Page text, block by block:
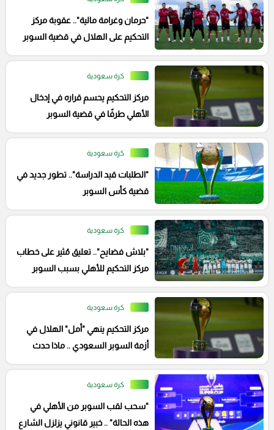
"حرمان وغرامة مالية".. عقوبة مركز
التحكيم على الهلال في قضية السوبر
كرة سعودية
مركز التحكيم يحسم قراره في إدخال
الأهلي طرفًا في قضية السوبر
كرة سعودية
"الطلبات قيد الدراسة".. تطور جديد في
قضية كأس السوبر
كرة سعودية
"بلاش فضايح".. تعليق مُثير على خطاب
مركز التحكيم للأهلي بسبب السوبر
كرة سعودية
مركز التحكيم ينهي "أمل" الهلال في
أزمة السوبر السعودي .. ماذا حدث
كرة سعودية
"سحب لقب السوبر من الأهلي في
هذه الحالة" .. خبير قانوني يزلزل الشارع